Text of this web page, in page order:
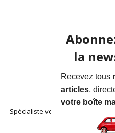
Spécialiste voitures anciennes